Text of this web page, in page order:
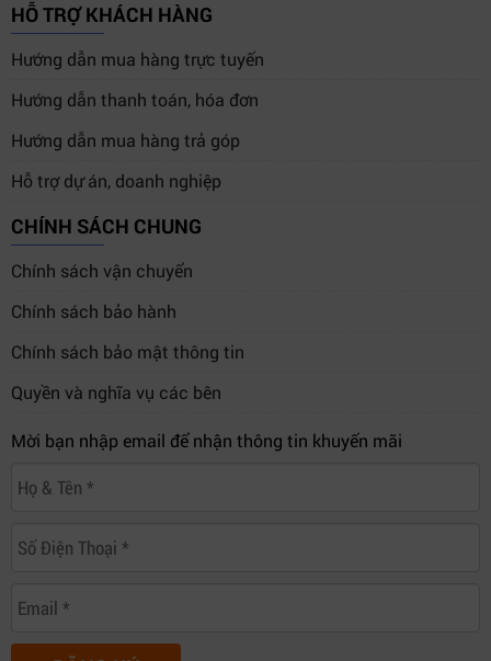
HỖ TRỢ KHÁCH HÀNG
Hướng dẫn mua hàng trực tuyến
Hướng dẫn thanh toán, hóa đơn
Hướng dẫn mua hàng trả góp
Hỗ trợ dự án, doanh nghiệp
CHÍNH SÁCH CHUNG
Chính sách vận chuyển
Chính sách bảo hành
Chính sách bảo mật thông tin
Quyền và nghĩa vụ các bên
Mời bạn nhập email để nhận thông tin khuyến mãi